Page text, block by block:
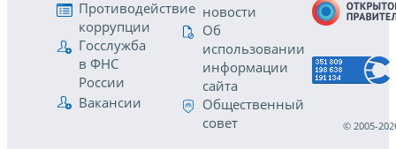
Противодействие
коррупции
Госслужба
в ФНС
России
Вакансии
новости
Об
использовании
информации
сайта
Общественный
совет
© 2005-